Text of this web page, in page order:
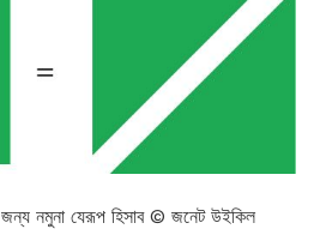
জন্য নমুনা যেরূপ হিসাব © জনেট উইকিল